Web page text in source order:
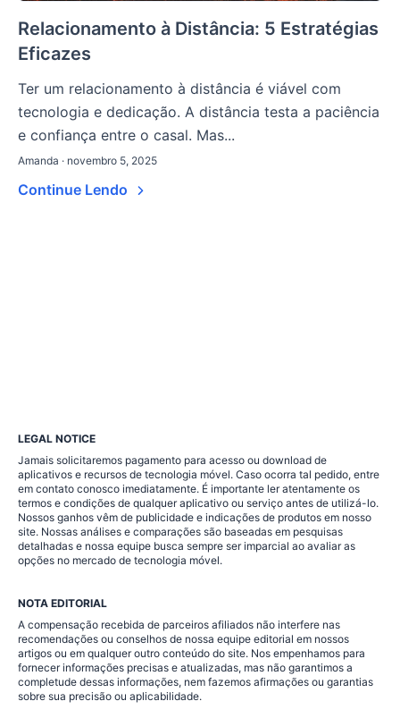
Relacionamento à Distância: 5 Estratégias
Eficazes
Ter um relacionamento à distância é viável com
tecnologia e dedicação. A distância testa a paciência
e confiança entre o casal. Mas...
Amanda · novembro 5, 2025
Continue Lendo
LEGAL NOTICE
Jamais solicitaremos pagamento para acesso ou download de
aplicativos e recursos de tecnologia móvel. Caso ocorra tal pedido, entre
em contato conosco imediatamente. É importante ler atentamente os
termos e condições de qualquer aplicativo ou serviço antes de utilizá-lo.
Nossos ganhos vêm de publicidade e indicações de produtos em nosso
site. Nossas análises e comparações são baseadas em pesquisas
detalhadas e nossa equipe busca sempre ser imparcial ao avaliar as
opções no mercado de tecnologia móvel.
NOTA EDITORIAL
A compensação recebida de parceiros afiliados não interfere nas
recomendações ou conselhos de nossa equipe editorial em nossos
artigos ou em qualquer outro conteúdo do site. Nos empenhamos para
fornecer informações precisas e atualizadas, mas não garantimos a
completude dessas informações, nem fazemos afirmações ou garantias
sobre sua precisão ou aplicabilidade.